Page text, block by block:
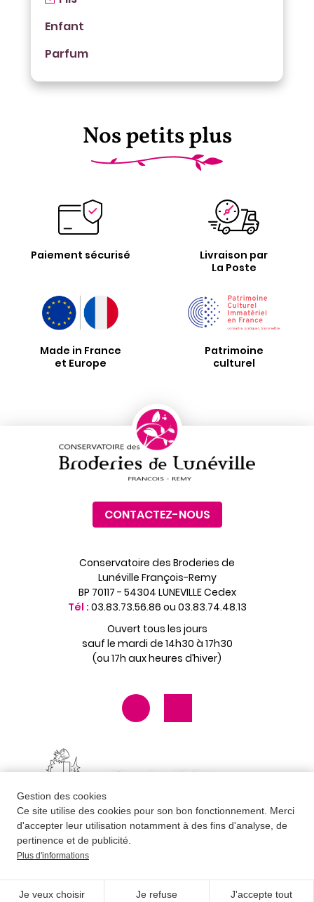
Gestion des cookies
Ce site utilise des cookies pour son bon fonctionnement. Merci
d'accepter leur utilisation notamment à des fins d'analyse, de
pertinence et de publicité.
Plus d'informations
Je veux choisir Je refuse J'accepte tout
Enfant
Parfum
Nos petits plus
Paiement sécurisé
Livraison par
La Poste
Made in France
et Europe
Patrimoine
culturel
CONTACTEZ-NOUS
Conservatoire des Broderies de
Lunéville François-Remy
BP 70117 - 54304 LUNEVILLE Cedex
Tél : 03.83.73.56.86 ou 03.83.74.48.13
Ouvert tous les jours
sauf le mardi de 14h30 à 17h30
(ou 17h aux heures d’hiver)
Données personnelles
CGV Plan du site